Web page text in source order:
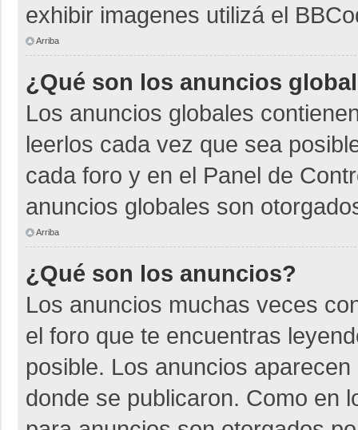
exhibir imagenes utilizá el
Arriba
¿Qué son los anuncios
Los anuncios globales
leerlos cada vez que sea
cada foro y en el Panel de
anuncios globales son
Arriba
¿Qué son los anuncios?
Los anuncios muchas veces
el foro que te encuentras
posible. Los anuncios
donde se publicaron. Como en